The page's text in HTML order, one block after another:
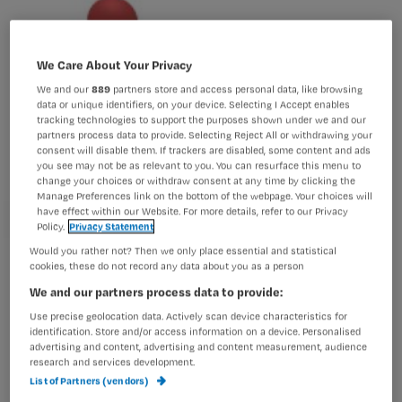
Een teamgerichte benadering van seksualiteit en intimiteit
We Care About Your Privacy
We and our889 partners store and access personal data, like browsing
data or unique identifiers, on your device. Selecting I Accept enables
tracking technologies to support the purposes shown under we and our
partners process data to provide. Selecting Reject All or withdrawing your
consent will disable them. If trackers are disabled, some content and ads
you see may not be as relevant to you. You can resurface this menu to
change your choices or withdraw consent at any time by clicking the
Manage Preferences link on the bottom of the webpage. Your choices will
have effect within our Website. For more details, refer to our Privacy
Policy. Privacy Statement
Would you rather not? Then we only place essential and statistical
cookies, these do not record any data about you as a person
We and our partners process data to provide:
Use precise geolocation data. Actively scan device characteristics for
identification. Store and/or access information on a device. Personalised
advertising and content, advertising and content measurement, audience
research and services development.
List of Partners (vendors)